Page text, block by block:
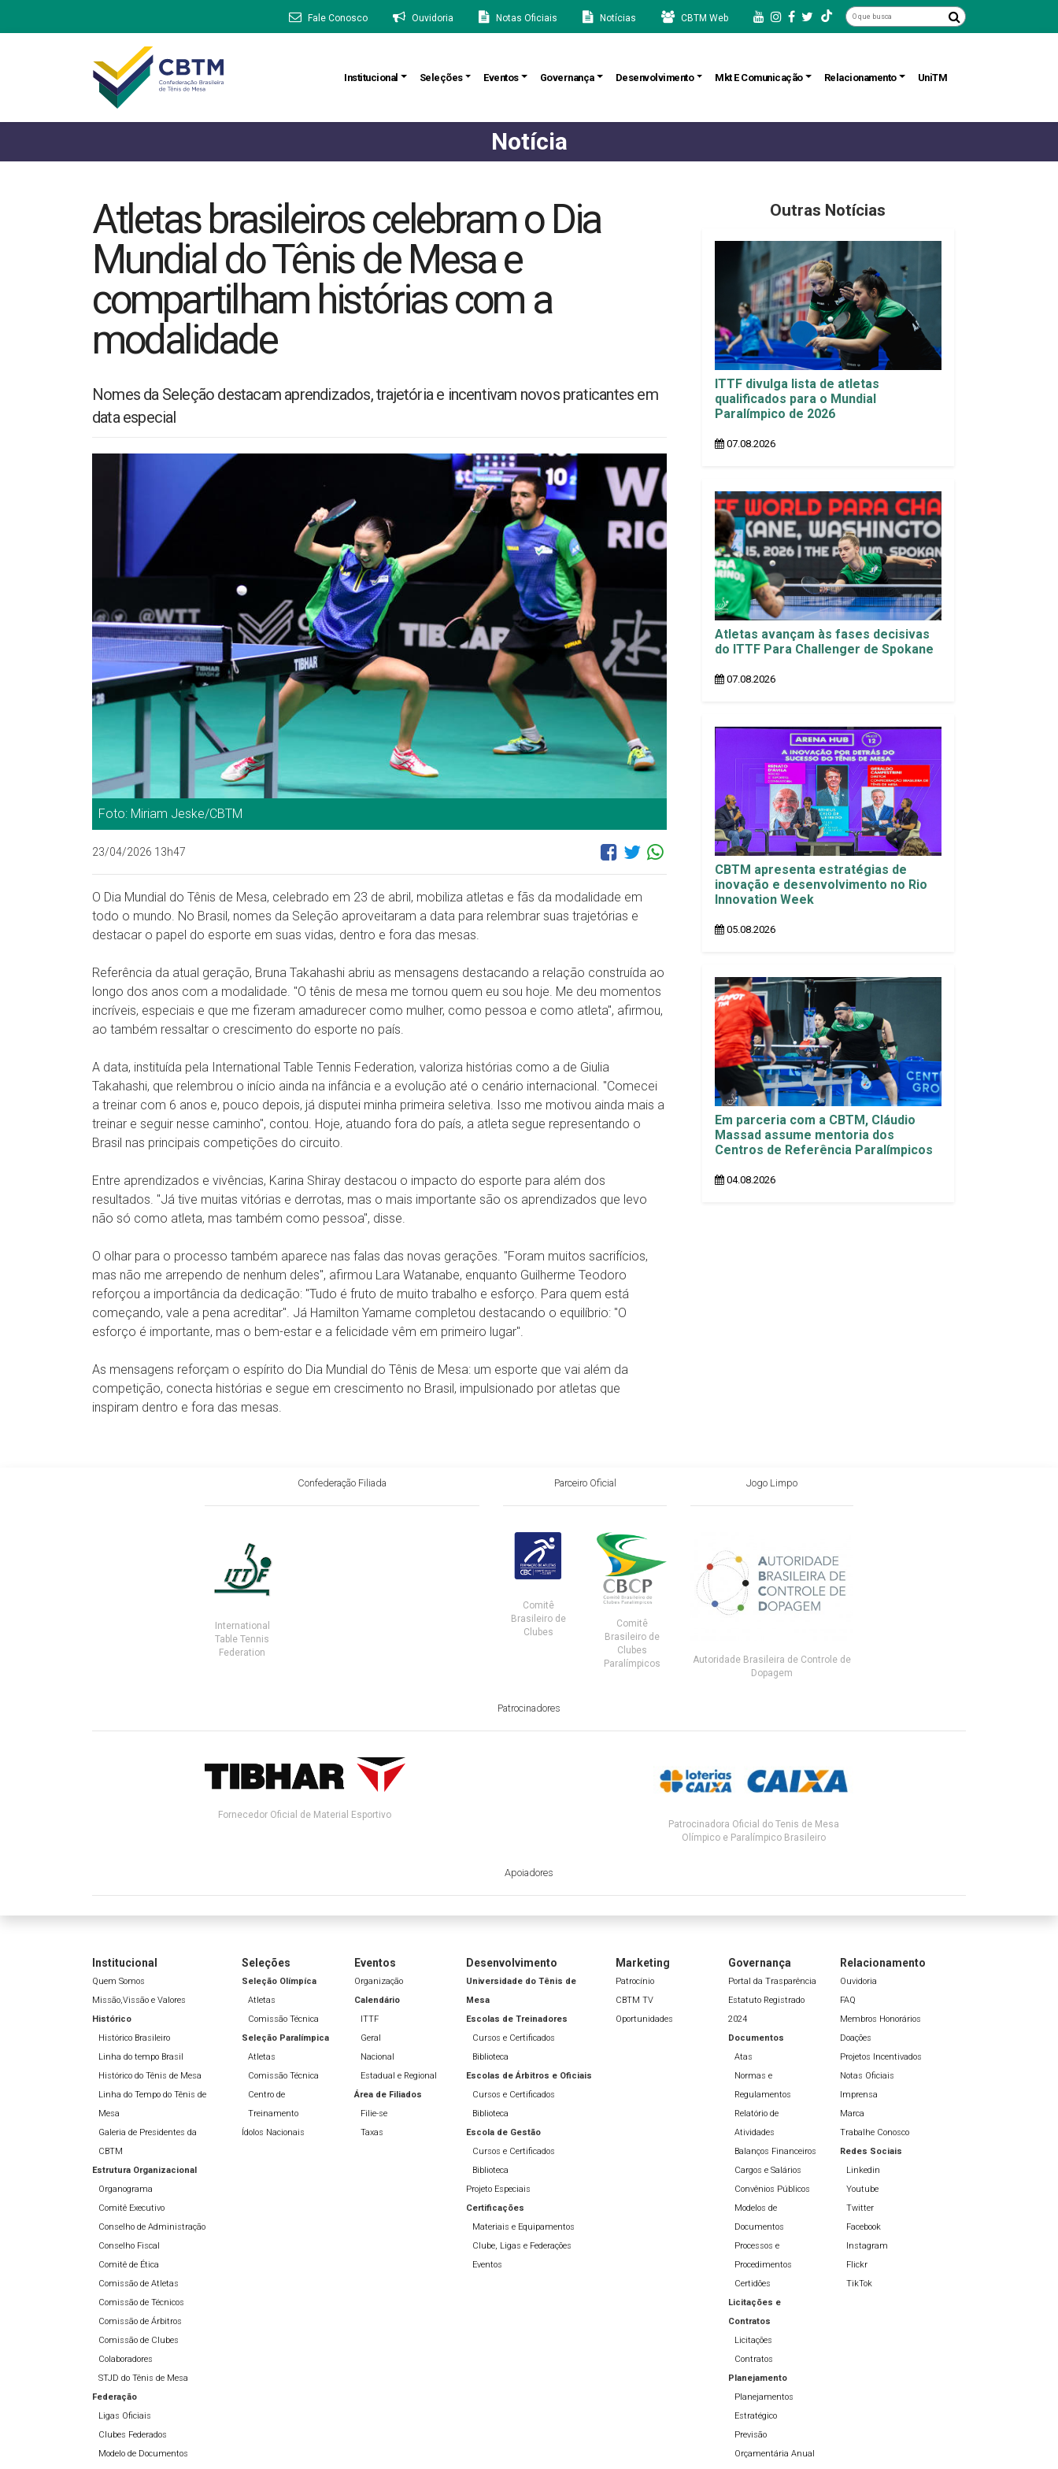
Fale Conosco Ouvidoria Notas Oficiais Notícias CBTM Web
Institucional Seleções Eventos Governança Desenvolvimento Mkt E Comunicação Relacionamento UniTM
Notícia
Atletas brasileiros celebram o Dia
Mundial do Tênis de Mesa e
compartilham histórias com a
modalidade
Nomes da Seleção destacam aprendizados, trajetória e incentivam novos praticantes em
data especial
Foto: Miriam Jeske/CBTM
23/04/2026 13h47
O Dia Mundial do Tênis de Mesa, celebrado em 23 de abril, mobiliza atletas e fãs da modalidade em
todo o mundo. No Brasil, nomes da Seleção aproveitaram a data para relembrar suas trajetórias e
destacar o papel do esporte em suas vidas, dentro e fora das mesas.
Referência da atual geração, Bruna Takahashi abriu as mensagens destacando a relação construída ao
longo dos anos com a modalidade. "O tênis de mesa me tornou quem eu sou hoje. Me deu momentos
incríveis, especiais e que me fizeram amadurecer como mulher, como pessoa e como atleta", afirmou,
ao também ressaltar o crescimento do esporte no país.
A data, instituída pela International Table Tennis Federation, valoriza histórias como a de Giulia
Takahashi, que relembrou o início ainda na infância e a evolução até o cenário internacional. "Comecei
a treinar com 6 anos e, pouco depois, já disputei minha primeira seletiva. Isso me motivou ainda mais a
treinar e seguir nesse caminho", contou. Hoje, atuando fora do país, a atleta segue representando o
Brasil nas principais competições do circuito.
Entre aprendizados e vivências, Karina Shiray destacou o impacto do esporte para além dos
resultados. "Já tive muitas vitórias e derrotas, mas o mais importante são os aprendizados que levo
não só como atleta, mas também como pessoa", disse.
O olhar para o processo também aparece nas falas das novas gerações. "Foram muitos sacrifícios,
mas não me arrependo de nenhum deles", afirmou Lara Watanabe, enquanto Guilherme Teodoro
reforçou a importância da dedicação: "Tudo é fruto de muito trabalho e esforço. Para quem está
começando, vale a pena acreditar". Já Hamilton Yamame completou destacando o equilíbrio: "O
esforço é importante, mas o bem-estar e a felicidade vêm em primeiro lugar".
As mensagens reforçam o espírito do Dia Mundial do Tênis de Mesa: um esporte que vai além da
competição, conecta histórias e segue em crescimento no Brasil, impulsionado por atletas que
inspiram dentro e fora das mesas.
Outras Notícias
ITTF divulga lista de atletas
qualificados para o Mundial
Paralímpico de 2026
07.08.2026
Atletas avançam às fases decisivas
do ITTF Para Challenger de Spokane
07.08.2026
CBTM apresenta estratégias de
inovação e desenvolvimento no Rio
Innovation Week
05.08.2026
Em parceria com a CBTM, Cláudio
Massad assume mentoria dos
Centros de Referência Paralímpicos
04.08.2026
Confederação Filiada
International
Table Tennis
Federation
Parceiro Oficial
Comitê
Brasileiro de
Clubes
Comitê
Brasileiro de
Clubes
Paralímpicos
Jogo Limpo
Autoridade Brasileira de Controle de
Dopagem
Patrocinadores
Fornecedor Oficial de Material Esportivo
Patrocinadora Oficial do Tenis de Mesa
Olímpico e Paralímpico Brasileiro
Apoiadores
Institucional
Quem Somos
Missão,Vissão e Valores
Histórico
Histórico Brasileiro
Linha do tempo Brasil
Histórico do Tênis de Mesa
Linha do Tempo do Tênis de
Mesa
Galeria de Presidentes da
CBTM
Estrutura Organizacional
Organograma
Comitê Executivo
Conselho de Administração
Conselho Fiscal
Comitê de Ética
Comissão de Atletas
Comissão de Técnicos
Comissão de Árbitros
Comissão de Clubes
Colaboradores
STJD do Tênis de Mesa
Federação
Ligas Oficiais
Clubes Federados
Modelo de Documentos
Seleções
Seleção Olímpíca
Atletas
Comissão Técnica
Seleção Paralímpica
Atletas
Comissão Técnica
Centro de
Treinamento
Ídolos Nacionais
Eventos
Organização
Calendário
ITTF
Geral
Nacional
Estadual e Regional
Área de Filiados
Filie-se
Taxas
Desenvolvimento
Universidade do Tênis de
Mesa
Escolas de Treinadores
Cursos e Certificados
Biblioteca
Escolas de Árbitros e Oficiais
Cursos e Certificados
Biblioteca
Escola de Gestão
Cursos e Certificados
Biblioteca
Projeto Especiais
Certificações
Materiais e Equipamentos
Clube, Ligas e Federações
Eventos
Marketing
Patrocínio
CBTM TV
Oportunidades
Governança
Portal da Trasparência
Estatuto Registrado
2024
Documentos
Atas
Normas e
Regulamentos
Relatório de
Atividades
Balanços Financeiros
Cargos e Salários
Convênios Públicos
Modelos de
Documentos
Processos e
Procedimentos
Certidões
Licitações e
Contratos
Licitações
Contratos
Planejamento
Planejamentos
Estratégico
Previsão
Orçamentária Anual
Relacionamento
Ouvidoria
FAQ
Membros Honorários
Doações
Projetos Incentivados
Notas Oficiais
Imprensa
Marca
Trabalhe Conosco
Redes Sociais
Linkedin
Youtube
Twitter
Facebook
Instagram
Flickr
TikTok